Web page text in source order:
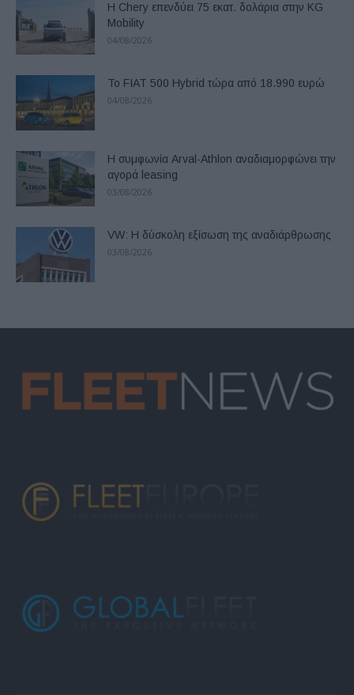
Η Chery επενδύει 75 εκατ. δολάρια στην KG
Mobility
04/08/2026
Το FIAT 500 Hybrid τώρα από 18.990 ευρώ
04/08/2026
Η συμφωνία Arval-Athlon αναδιαμορφώνει την
αγορά leasing
03/08/2026
VW: Η δύσκολη εξίσωση της αναδιάρθρωσης
03/08/2026